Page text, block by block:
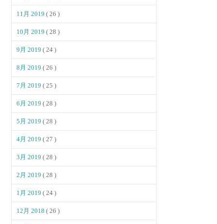
11月 2019( 26 )
10月 2019( 28 )
9月 2019( 24 )
8月 2019( 26 )
7月 2019( 25 )
6月 2019( 28 )
5月 2019( 28 )
4月 2019( 27 )
3月 2019( 28 )
2月 2019( 28 )
1月 2019( 24 )
12月 2018( 26 )